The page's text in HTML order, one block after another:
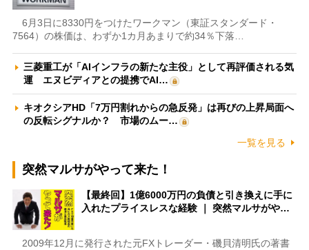
6月3日に8330円をつけたワークマン（東証スタンダード・
7564）の株価は、わずか1カ月あまりで約34％下落…
三菱重工が「AIインフラの新たな主役」として再評価される気
運 エヌビディアとの提携でAI…
キオクシアHD「7万円割れからの急反発」は再びの上昇局面へ
の反転シグナルか？ 市場のムー…
一覧を見る
突然マルサがやって来た！
【最終回】1億6000万円の負債と引き換えに手に
入れたプライスレスな経験 ｜ 突然マルサがや…
2009年12月に発行された元FXトレーダー・磯貝清明氏の著書